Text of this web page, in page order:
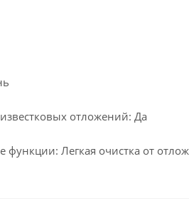
отложений: Да
Легкая очистка от